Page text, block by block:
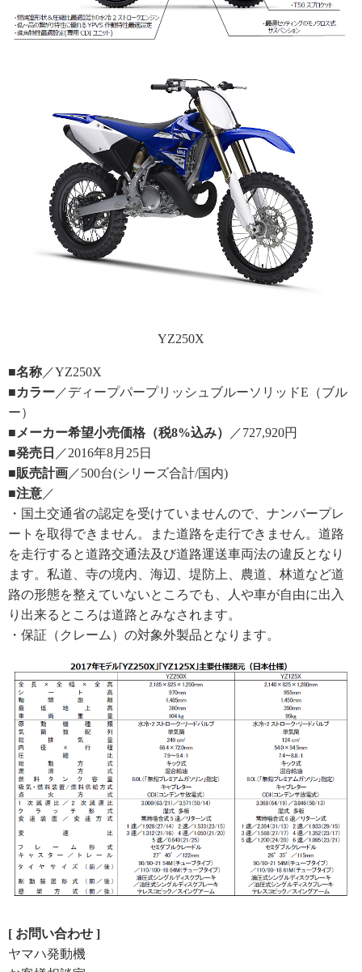
YZ250X
■名称 ／YZ250X
■カラー ／ディープパープリッシュブルーソリッドE（ブル
ー）
■メーカー希望小売価格（税8%込み）
／727,920円
■発売日 ／2016年8月25日
■販売計画 ／500台(シリーズ合計/国内)
■注意 ／
・国土交通省の認定を受けていませんので、ナンバープレ
ートを取得できません。また道路を走行できません。道路
を走行すると道路交通法及び道路運送車両法の違反となり
ます。私道、寺の境内、海辺、堤防上、農道、林道など道
路の形態を整えていないところでも、人や車が自由に出入
り出来るところは道路とみなされます。
・保証（クレーム）の対象外製品となります。
[ お問い合わせ ]
ヤマハ発動機